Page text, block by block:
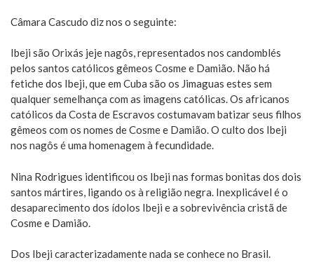
Câmara Cascudo diz nos o seguinte:
Ibeji são Orixás jeje nagôs, representados nos candomblés
pelos santos católicos gêmeos Cosme e Damião. Não há
fetiche dos Ibeji, que em Cuba são os Jimaguas estes sem
qualquer semelhança com as imagens católicas. Os africanos
católicos da Costa de Escravos costumavam batizar seus filhos
gêmeos com os nomes de Cosme e Damião. O culto dos Ibeji
nos nagôs é uma homenagem à fecundidade.
Nina Rodrigues identificou os Ibeji nas formas bonitas dos dois
santos mártires, ligando os à religião negra. Inexplicável é o
desaparecimento dos ídolos Ibeji e a sobrevivência cristã de
Cosme e Damião.
Dos Ibeji caracterizadamente nada se conhece no Brasil.